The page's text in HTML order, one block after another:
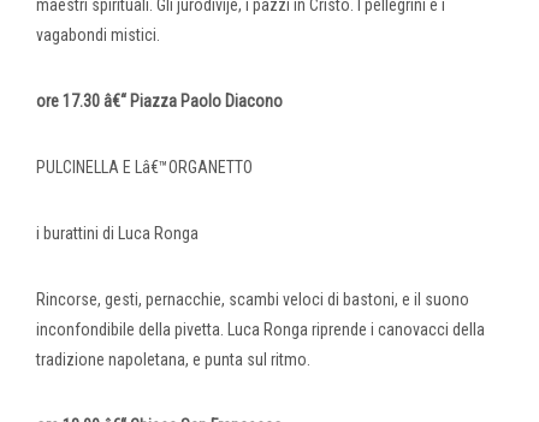
maestri spirituali. Gli jurodivije, i pazzi in Cristo. I pellegrini e i
vagabondi mistici.
ore 17.30 â€“ Piazza Paolo Diacono
PULCINELLA E Lâ€™ORGANETTO
i burattini di Luca Ronga
Rincorse, gesti, pernacchie, scambi veloci di bastoni, e il suono
inconfondibile della pivetta. Luca Ronga riprende i canovacci della
tradizione napoletana, e punta sul ritmo.